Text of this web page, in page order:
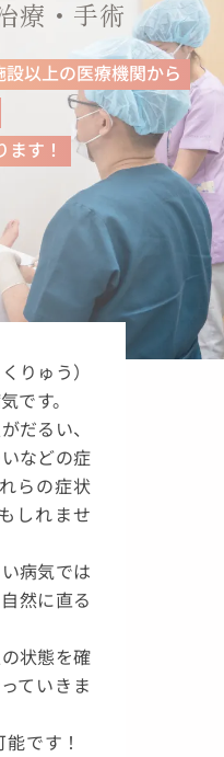
療・手術
設以上の医療機関から
す！
りゅう）
です。
だるい、
などの症
らの症状
しれませ
病気では
然に直る
状態を確
ていきま
です！